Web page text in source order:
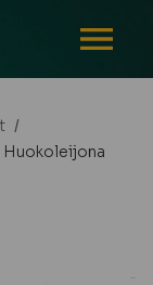
/
Huokoleijona